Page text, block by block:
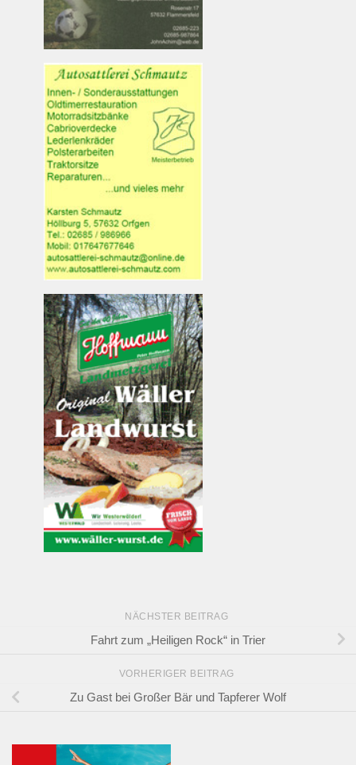
NÄCHSTER BEITRAG
Fahrt zum „Heiligen Rock“ in Trier
VORHERIGER BEITRAG
Zu Gast bei Großer Bär und Tapferer Wolf